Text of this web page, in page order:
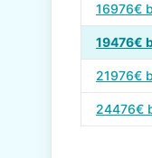
16976€
19476€
21976€
24476€